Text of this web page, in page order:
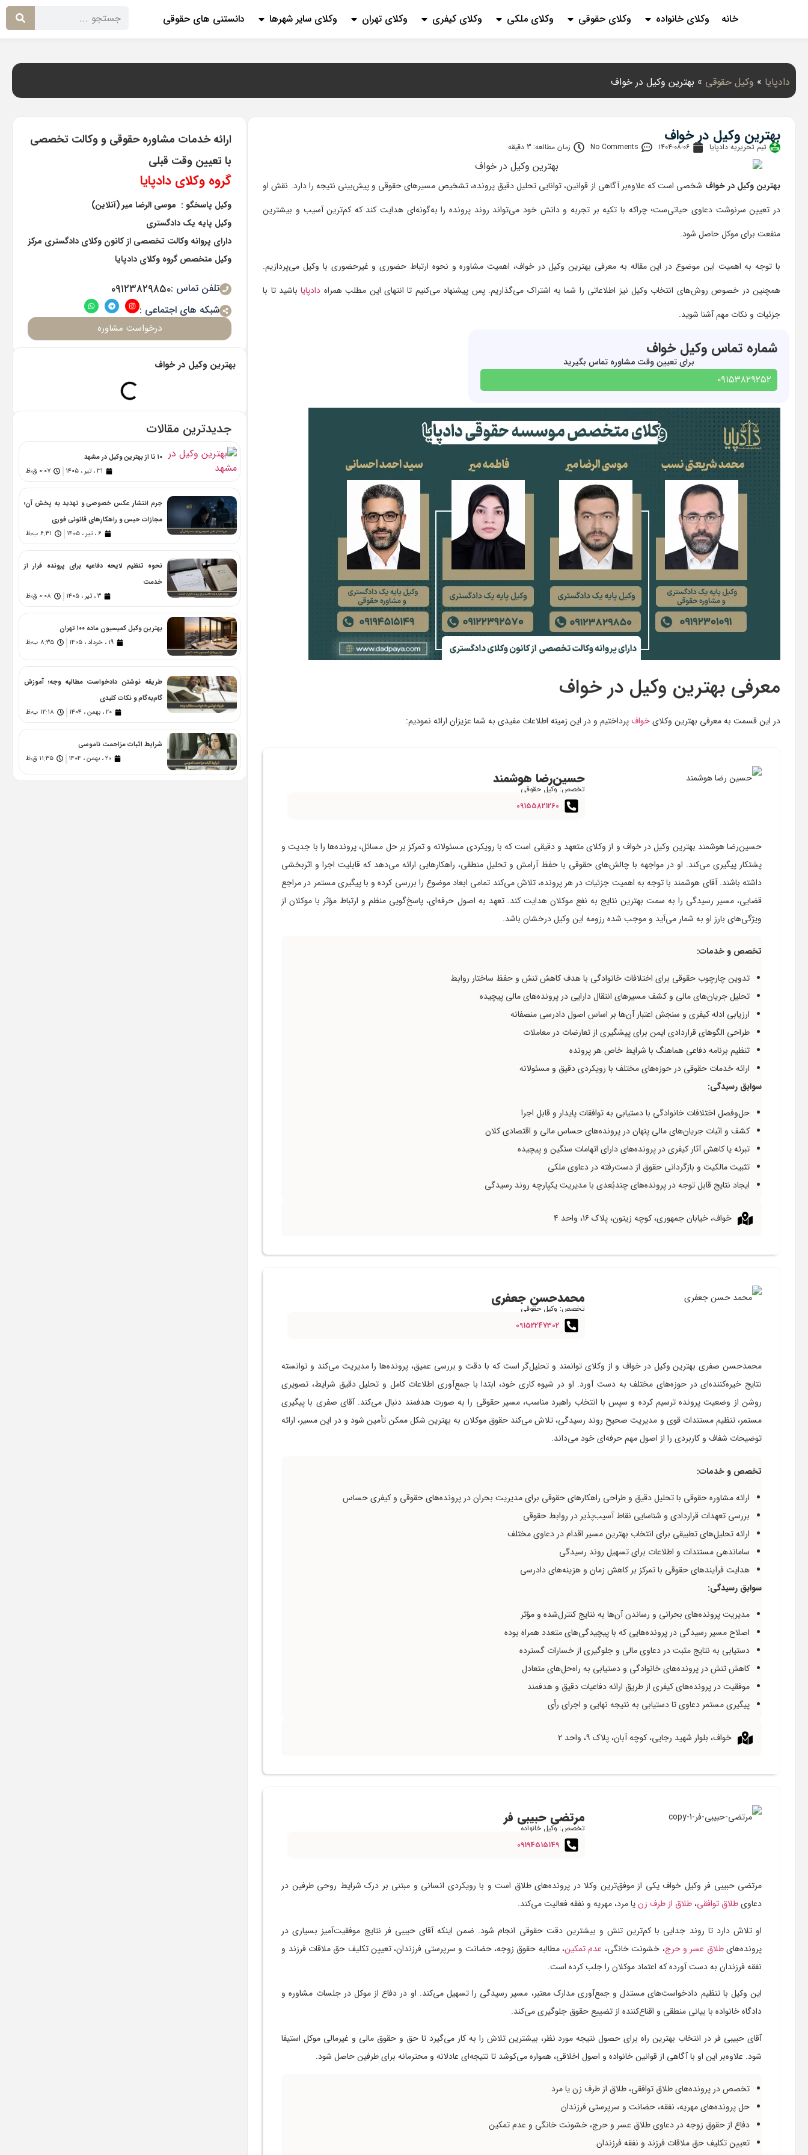
خانه وکلای خانواده وکلای حقوقی وکلای ملکی وکلای کیفری وکلای تهران وکلای سایر شهرها دانستنی های حقوقی
دادپایا » وکیل حقوقی » بهترین وکیل در خواف
بهترین وکیل در خواف
تیم تحریریه دادپایا ۱۴۰۴-۰۸-۰۶ No Comments زمان مطالعه: 3 دقیقه
بهترین وکیل در خواف شخصی است که علاوه‌بر آگاهی از قوانین، توانایی تحلیل دقیق پرونده، تشخیص مسیرهای حقوقی و پیش‌بینی نتیجه را دارد. نقش او
در تعیین سرنوشت دعاوی حیاتی‌ست؛ چراکه با تکیه بر تجربه و دانش خود می‌تواند روند پرونده را به‌گونه‌ای هدایت کند که کم‌ترین آسیب و بیشترین
منفعت برای موکل حاصل شود.
با توجه به اهمیت این موضوع در این مقاله به معرفی بهترین وکیل در خواف، اهمیت مشاوره و نحوه ارتباط حضوری و غیرحضوری با وکیل می‌پردازیم.
همچنین در خصوص روش‌های انتخاب وکیل نیز اطلاعاتی را شما به اشتراک می‌گذاریم. پس پیشنهاد می‌کنیم تا انتهای این مطلب همراه دادپایاباشید تا با
جزئیات و نکات مهم آشنا شوید.
شماره تماس وکیل خواف
برای تعیین وقت مشاوره تماس بگیرید
۰۹۱۵۳۸۲۹۲۵۲
معرفی بهترین وکیل در خواف
در این قسمت به معرفی بهترین وکلایخوافپرداختیم و در این زمینه اطلاعات مفیدی به شما عزیزان ارائه نمودیم:
حسین‌رضا هوشمند
تخصص: وکیل حقوقی
09155821260
حسین‌رضا هوشمند بهترین وکیل در خواف و از وکلای متعهد و دقیقی است که با رویکردی مسئولانه و تمرکز بر حل مسائل، پرونده‌ها را با جدیت و
پشتکار پیگیری می‌کند. او در مواجهه با چالش‌های حقوقی با حفظ آرامش و تحلیل منطقی، راهکارهایی ارائه می‌دهد که قابلیت اجرا و اثربخشی
داشته باشند. آقای هوشمند با توجه به اهمیت جزئیات در هر پرونده، تلاش می‌کند تمامی ابعاد موضوع را بررسی کرده و با پیگیری مستمر در مراجع
قضایی، مسیر رسیدگی را به سمت بهترین نتایج به نفع موکلان هدایت کند. تعهد به اصول حرفه‌ای، پاسخ‌گویی منظم و ارتباط مؤثر با موکلان از
ویژگی‌های بارز او به شمار می‌آید و موجب شده رزومه این وکیل درخشان باشد.
تخصص و خدمات:
تدوین چارچوب حقوقی برای اختلافات خانوادگی با هدف کاهش تنش و حفظ ساختار روابط
تحلیل جریان‌های مالی و کشف مسیرهای انتقال دارایی در پرونده‌های مالی پیچیده
ارزیابی ادله کیفری و سنجش اعتبار آن‌ها بر اساس اصول دادرسی منصفانه
طراحی الگوهای قراردادی ایمن برای پیشگیری از تعارضات در معاملات
تنظیم برنامه دفاعی هماهنگ با شرایط خاص هر پرونده
ارائه خدمات حقوقی در حوزه‌های مختلف با رویکردی دقیق و مسئولانه
سوابق رسیدگی:
حل‌وفصل اختلافات خانوادگی با دستیابی به توافقات پایدار و قابل اجرا
کشف و اثبات جریان‌های مالی پنهان در پرونده‌های حساس مالی و اقتصادی کلان
تبرئه یا کاهش آثار کیفری در پرونده‌های دارای اتهامات سنگین و پیچیده
تثبیت مالکیت و بازگردانی حقوق از دست‌رفته در دعاوی ملکی
ایجاد نتایج قابل توجه در پرونده‌های چندبُعدی با مدیریت یکپارچه روند رسیدگی
خواف، خیابان جمهوری، کوچه زیتون، پلاک ۱۶، واحد ۴
محمدحسن جعفری
تخصص: وکیل حقوقی
09152247302
محمدحسن صفری بهترین وکیل در خواف و از وکلای توانمند و تحلیل‌گر است که با دقت و بررسی عمیق، پرونده‌ها را مدیریت می‌کند و توانسته
نتایج خیره‌کننده‌ای در حوزه‌های مختلف به دست آورد. او در شیوه کاری خود، ابتدا با جمع‌آوری اطلاعات کامل و تحلیل دقیق شرایط، تصویری
روشن از وضعیت پرونده ترسیم کرده و سپس با انتخاب راهبرد مناسب، مسیر حقوقی را به صورت هدفمند دنبال می‌کند. آقای صفری با پیگیری
مستمر، تنظیم مستندات قوی و مدیریت صحیح روند رسیدگی، تلاش می‌کند حقوق موکلان به بهترین شکل ممکن تأمین شود و در این مسیر، ارائه
توضیحات شفاف و کاربردی را از اصول مهم حرفه‌ای خود می‌داند.
تخصص و خدمات:
ارائه مشاوره حقوقی با تحلیل دقیق و طراحی راهکارهای حقوقی برای مدیریت بحران در پرونده‌های حقوقی و کیفری حساس
بررسی تعهدات قراردادی و شناسایی نقاط آسیب‌پذیر در روابط حقوقی
ارائه تحلیل‌های تطبیقی برای انتخاب بهترین مسیر اقدام در دعاوی مختلف
ساماندهی مستندات و اطلاعات برای تسهیل روند رسیدگی
هدایت فرآیندهای حقوقی با تمرکز بر کاهش زمان و هزینه‌های دادرسی
سوابق رسیدگی:
مدیریت پرونده‌های بحرانی و رساندن آن‌ها به نتایج کنترل‌شده و مؤثر
اصلاح مسیر رسیدگی در پرونده‌هایی که با پیچیدگی‌های متعدد همراه بوده‌
دستیابی به نتایج مثبت در دعاوی مالی و جلوگیری از خسارات گسترده
کاهش تنش در پرونده‌های خانوادگی و دستیابی به راه‌حل‌های متعادل
موفقیت در پرونده‌های کیفری از طریق ارائه دفاعیات دقیق و هدفمند
پیگیری مستمر دعاوی تا دستیابی به نتیجه نهایی و اجرای رأی
خواف، بلوار شهید رجایی، کوچه آبان، پلاک ۹، واحد ۲
مرتضی حبیبی فر
تخصص: وکیل خانواده
09194515149
مرتضی حبیبی فر وکیل خواف یکی از موفق‌ترین وکلا در پرونده‌های طلاق است و با رویکردی انسانی و مبتنی بر درک شرایط روحی طرفین در
دعاویطلاق توافقی،طلاق از طرف زنیا مرد، مهریه و نفقه فعالیت می‌کند.
او تلاش دارد تا روند جدایی با کم‌ترین تنش و بیشترین دقت حقوقی انجام شود. ضمن اینکه آقای حبیبی فر نتایج موفقیت‌آمیز بسیاری در
پرونده‌هایطلاق عسر و حرج، خشونت خانگی، عدم تمکین، مطالبه حقوق زوجه، حضانت و سرپرستی فرزندان، تعیین تکلیف حق ملاقات فرزند و
نفقه فرزندان به دست آورده که اعتماد موکلان را جلب کرده است.
این وکیل با تنظیم دادخواست‌های مستدل و جمع‌آوری مدارک معتبر، مسیر رسیدگی را تسهیل می‌کند. او در دفاع از موکل در جلسات مشاوره و
دادگاه خانواده با بیانی منطقی و اقناع‌کننده از تضییع حقوق جلوگیری می‌کند.
آقای حبیبی فر در انتخاب بهترین راه برای حصول نتیجه مورد نظر، بیشترین تلاش را به کار می‌گیرد تا حق و حقوق مالی و غیرمالی موکل استیفا
شود. علاوه‌بر این او با آگاهی از قوانین خانواده و اصول اخلاقی، همواره می‌کوشد تا نتیجه‌ای عادلانه و محترمانه برای طرفین حاصل شود.
تخصص در پرونده‌های طلاق توافقی، طلاق از طرف زن یا مرد
حل پرونده‌های مهریه، نفقه، حضانت و سرپرستی فرزندان
دفاع از حقوق زوجه در دعاوی طلاق عسر و حرج، خشونت خانگی و عدم تمکین
تعیین تکلیف حق ملاقات فرزند و نفقه فرزندان
ارائه خدمات مشاوره حقوقی و وکالت تخصصی
با تعیین وقت قبلی
گروه وکلای دادپایا
وکیل پاسخگو : موسی الرضا میر (آنلاین)
وکیل پایه یک دادگستری
دارای پروانه وکالت تخصصی از کانون وکلای دادگستری مرکز
وکیل متخصص گروه وکلای دادپایا
تلفن تماس :۰۹۱۲۳۸۲۹۸۵۰
شبکه های اجتماعی :
درخواست مشاوره
بهترین وکیل در خواف
جدیدترین مقالات
۱۰ تا از بهترین وکیل در مشهد
۳۱ ، تیر ، ۱۴۰۵
۰:۰۷ ق٫ظ
جرم انتشار عکس خصوصی و تهدید به پخش آن؛
مجازات حبس و راهکارهای قانونی فوری
۶ ، تیر ، ۱۴۰۵
۶:۳۱ ب٫ظ
نحوه تنظیم لایحه دفاعیه برای پرونده فرار از
خدمت
۳ ، تیر ، ۱۴۰۵
۰:۰۸ ق٫ظ
بهترین وکیل کمیسیون ماده ۱۰۰ تهران
۱۹ ، خرداد ، ۱۴۰۵
۸:۳۵ ب٫ظ
طریقه نوشتن دادخواست مطالبه وجه؛ آموزش
گام‌به‌گام و نکات کلیدی
۲۰ ، بهمن ، ۱۴۰۴
۱۲:۱۸ ب٫ظ
شرایط اثبات مزاحمت ناموسی
۲۰ ، بهمن ، ۱۴۰۴
۱۱:۳۵ ق٫ظ